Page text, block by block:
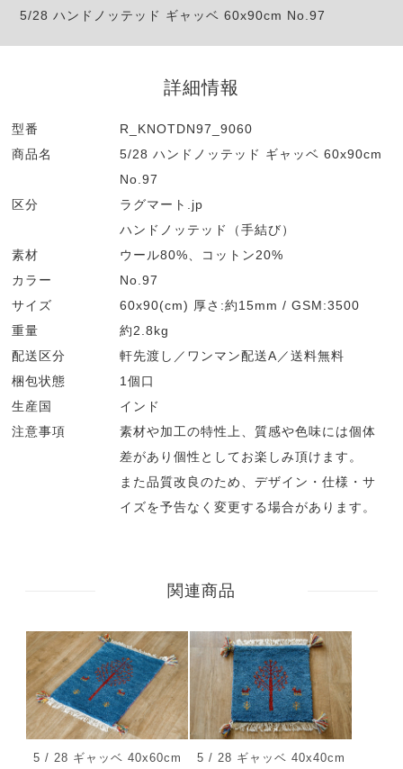
5/28 ハンドノッテッド ギャッベ 60x90cm No.97
詳細情報
型番
R_KNOTDN97_9060
商品名
5/28 ハンドノッテッド ギャッベ 60x90cm
No.97
区分
ラグマート.jp
ハンドノッテッド（手結び）
素材
ウール80%、コットン20%
カラー
No.97
サイズ
60x90(cm) 厚さ:約15mm / GSM:3500
重量
約2.8kg
配送区分
軒先渡し／ワンマン配送A／送料無料
梱包状態
1個口
生産国
インド
注意事項
素材や加工の特性上、質感や色味には個体
差があり個性としてお楽しみ頂けます。
また品質改良のため、デザイン・仕様・サ
イズを予告なく変更する場合があります。
関連商品
5 / 28 ギャッベ 40x60cm
5 / 28 ギャッベ 40x40cm